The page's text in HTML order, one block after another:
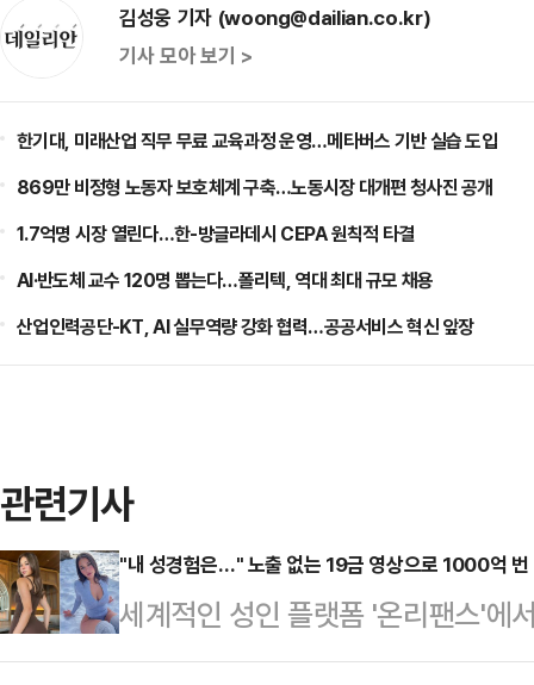
김성웅 기자 (woong@dailian.co.kr)
기사 모아 보기 >
한기대, 미래산업 직무 무료 교육과정 운영…메타버스 기반 실습 도입
869만 비정형 노동자 보호체계 구축…노동시장 대개편 청사진 공개
1.7억명 시장 열린다…한-방글라데시 CEPA 원칙적 타결
AI·반도체 교수 120명 뽑는다…폴리텍, 역대 최대 규모 채용
산업인력공단-KT, AI 실무역량 강화 협력…공공서비스 혁신 앞장
관련기사
"내 성경험은…" 노출 없는 19금 영상으로 1000억
세계적인 성인 플랫폼 '온리팬스'에
이 하루 수익 전액을 기부해 화제